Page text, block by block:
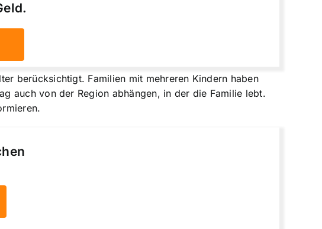
berücksichtigt. Familien mit mehreren Kindern haben
auch von der Region abhängen, in der die Familie lebt.